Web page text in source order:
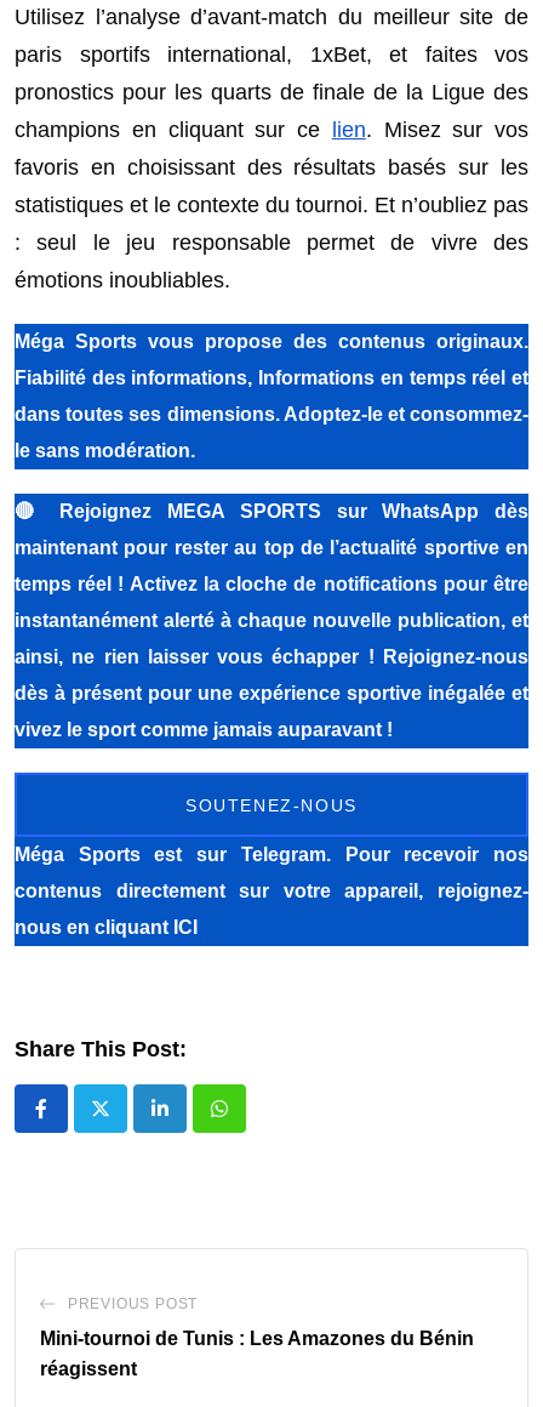
Utilisez l’analyse d’avant-match du meilleur site de
paris sportifs international, 1xBet, et faites vos
pronostics pour les quarts de finale de la Ligue des
champions en cliquant sur ce lien. Misez sur vos
favoris en choisissant des résultats basés sur les
statistiques et le contexte du tournoi. Et n’oubliez pas
: seul le jeu responsable permet de vivre des
émotions inoubliables.
Méga Sports vous propose des contenus originaux.
Fiabilité des informations, Informations en temps réel et
dans toutes ses dimensions. Adoptez-le et consommez-
le sans modération.
🔴
Rejoignez MEGA SPORTS sur WhatsApp dès
maintenant pour rester au top de l’actualité sportive en
temps réel ! Activez la cloche de notifications pour être
instantanément alerté à chaque nouvelle publication, et
ainsi, ne rien laisser vous échapper ! Rejoignez-nous
dès à présent pour une expérience sportive inégalée et
vivez le sport comme jamais auparavant !
SOUTENEZ-NOUS
Méga Sportsest sur Telegram. Pour recevoir nos
contenus directement sur votre appareil, rejoignez-
nous en cliquant ICI
Share This Post:
LinkedInWhatsapp
PREVIOUS POST
Mini-tournoi de Tunis : Les Amazones du Bénin
réagissent